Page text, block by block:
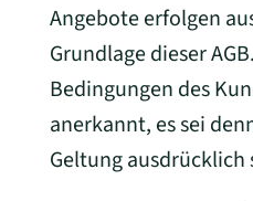
Angebote erfolgen
Grundlage dieser
Bedingungen des
anerkannt, es sei
Geltung